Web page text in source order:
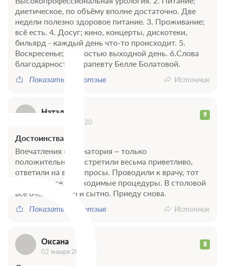
диетическое, по объёму вполне достаточно. Две
недели полезно здоровое питание. 3. Проживание;
всё есть. 4. Досуг; кино, концерты, дискотеки,
бильярд - каждый день что-то происходит. 5.
Воскресенье; полностью выходной день. 6.Слова
благодарности; терапевту Белле Болатовой.
Показать весь отзыв
Источник
Наталья 9
19 октября 2020
Достоинства
Впечатления от санатория – только
положительные. Встретили весьма приветливо,
ответили на все вопросы. Проводили к врачу, тот
назначил все необходимые процедуры. В столовой
все очень вкусно и сытно. Приеду снова.
Показать весь отзыв
Источник
Оксана 8
02 января 2020